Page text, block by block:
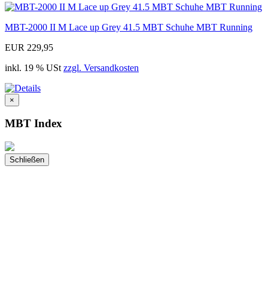
MBT-2000 II M Lace up Grey 41.5 MBT Schuhe MBT Running
EUR 229,95
inkl. 19 % USt zzgl. Versandkosten
×
MBT Index
Schließen